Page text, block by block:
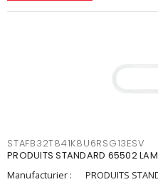
STAFB32T841K8U6RSG13ESV
PRODUITS STANDARD 65502
Manufacturier :
PRODUITS